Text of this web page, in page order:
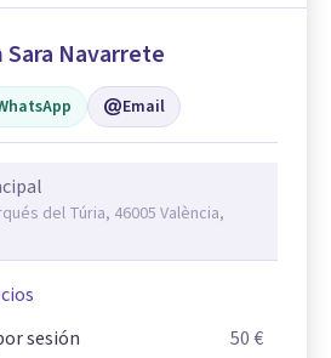
Navarrete
Email
del Túria, 46005 València,
sesión
50 €